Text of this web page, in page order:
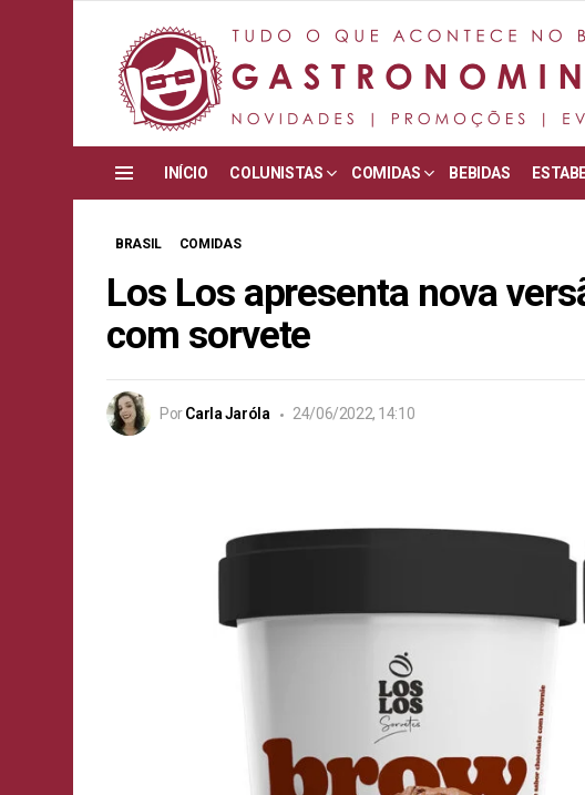
INÍCIO COLUNISTAS COMIDAS BEBIDAS
BRASIL COMIDAS
Los Los apresenta nova
com sorvete
Por Carla Jaróla 24/06/2022, 14:10